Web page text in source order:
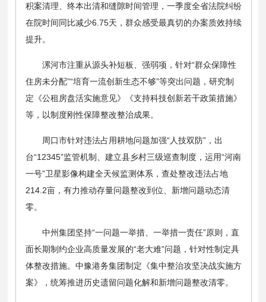
积案清理、终本出清和缝隙时间管理，一季度全省法院纠纷
在院时间同比减少6.75天，群众感受最真切的办案质效持续
提升。
漯河市注重从源头补短板、强弱项，针对“群众保障性
住房未分配”“培育一流创新生态不够”等突出问题，研究制
定《公租房盘活实施意见》《支持科技创新若干政策措施》
等，以制度刚性保障整改整治成果。
周口市针对违法占用耕地问题加强“人技双防”，出
台“12345”监管机制、建立县乡村三级巡查制度，运用“河南
一号”卫星影像构建全天候监测体系，查处整改违法占地
214.2亩，有力推动存量问题整改到位、新增问题动态清
零。
中州集团坚持“一问题一举措、一举措一责任”原则，直
面长期制约企业高质量发展的“老大难”问题，针对性制定具
体整改措施。中豫港务集团制定《集中整治攻坚决战实施方
案》，统筹推进历史遗留问题化解和新增问题整改清零。